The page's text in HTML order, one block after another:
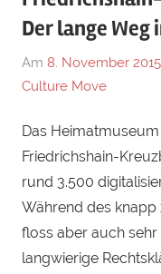
Der lange Weg
Am 8. November 2015
Culture Move
Das
Friedrichshain-
rund 3.500
Während des
floss aber auch sehr
langwierige